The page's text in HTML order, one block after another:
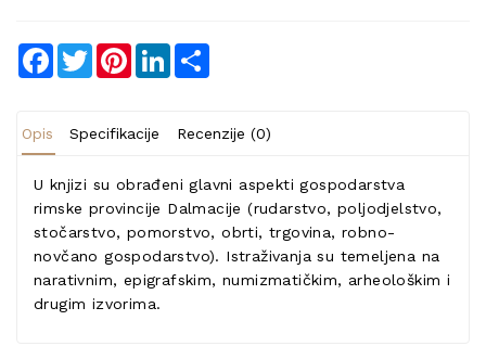
Facebook
TwitterPinterestLinkedIn
Opis Specifikacije Recenzije (0)
U knjizi su obrađeni glavni aspekti gospodarstva
rimske provincije Dalmacije (rudarstvo, poljodjelstvo,
stočarstvo, pomorstvo, obrti, trgovina, robno-
novčano gospodarstvo). Istraživanja su temeljena na
narativnim, epigrafskim, numizmatičkim, arheološkim i
drugim izvorima.